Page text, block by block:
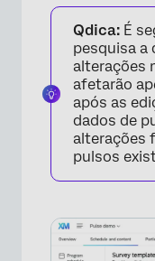
Qdica: É
pesquisa a
alterações
afetarão
após as
dados de
alterações
pulsos